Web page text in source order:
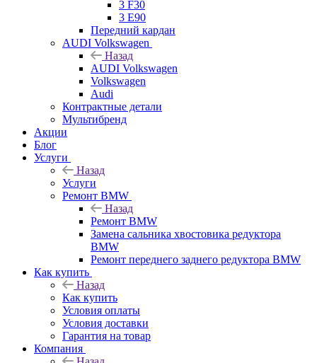
3 F30
3 E90
Передний кардан
AUDI Volkswagen
Назад
AUDI Volkswagen
Volkswagen
Audi
Контрактные детали
Мультибренд
Акции
Блог
Услуги
Назад
Услуги
Ремонт BMW
Назад
Ремонт BMW
Замена сальника хвостовика редуктора
BMW
Ремонт переднего заднего редуктора BMW
Как купить
Назад
Как купить
Условия оплаты
Условия доставки
Гарантия на товар
Компания